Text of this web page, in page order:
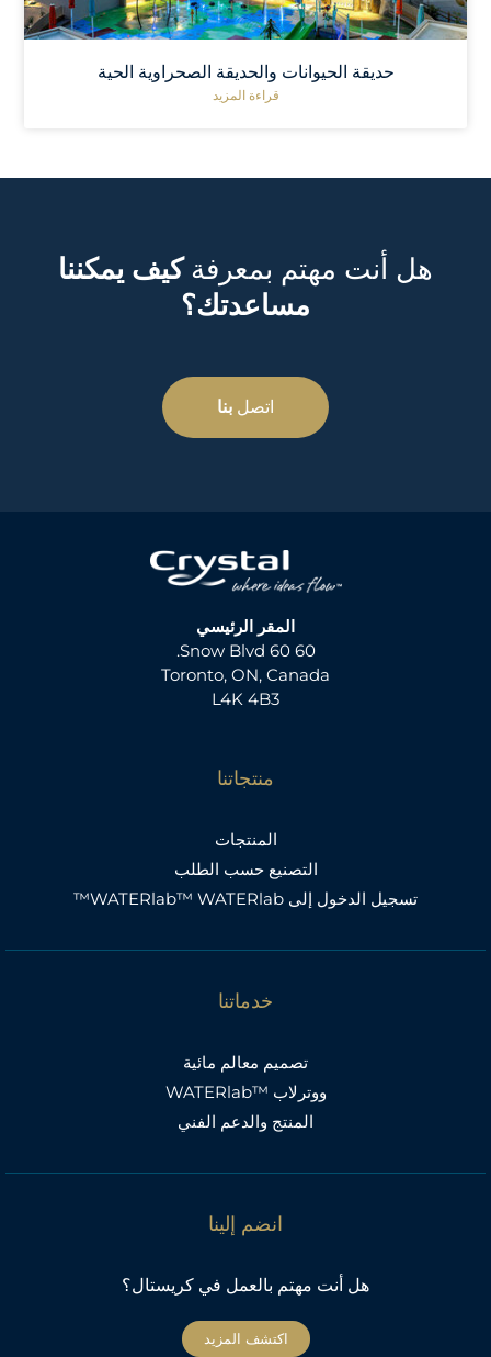
حديقة الحيوانات والحديقة الصحراوية الحية
قراءة المزيد
هل أنت مهتم بمعرفةكيف يمكننا
مساعدتك؟
اتصل بنا
المقر الرئيسي
60 60 Snow Blvd.
Toronto, ON, Canada
L4K 4B3
منتجاتنا
المنتجات
التصنيع حسب الطلب
تسجيل الدخول إلى WATERlab™ WATERlab™
خدماتنا
تصميم معالم مائية
ووترلاب ™WATERlab
المنتج والدعم الفني
انضم إلينا
هل أنت مهتم بالعمل في كريستال؟
اكتشف المزيد